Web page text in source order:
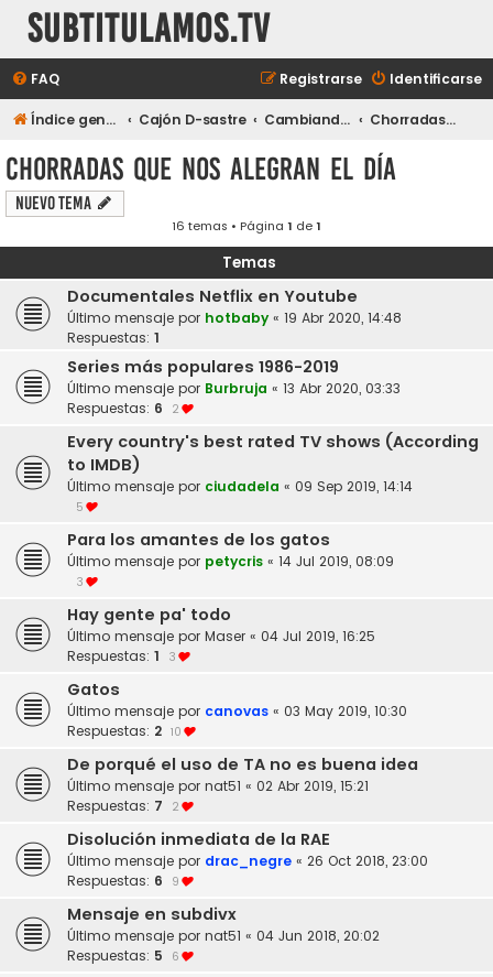
subtitulamos.tv
FAQ Identificarse
Registrarse
Índice general Cajón D-sastre Cambiando de tema... Chorradas que nos alegran el día
Chorradas que nos alegran el día
Nuevo Tema
16 temas • Página 1 de1
Temas
Documentales Netflix en Youtube
Último mensaje por hotbaby « 19 Abr 2020, 14:48
Respuestas: 1
Series más populares 1986-2019
Último mensaje por Burbruja « 13 Abr 2020, 03:33
Respuestas: 6 2
Every country's best rated TV shows (According
to IMDB)
Último mensaje por ciudadela « 09 Sep 2019, 14:14
5
Para los amantes de los gatos
Último mensaje por petycris « 14 Jul 2019, 08:09
3
Hay gente pa' todo
Último mensaje por Maser « 04 Jul 2019, 16:25
Respuestas: 1 3
Gatos
Último mensaje por canovas « 03 May 2019, 10:30
Respuestas: 2 10
De porqué el uso de TA no es buena idea
Último mensaje por nat51 « 02 Abr 2019, 15:21
Respuestas: 7 2
Disolución inmediata de la RAE
Último mensaje por drac_negre « 26 Oct 2018, 23:00
Respuestas: 6 9
Mensaje en subdivx
Último mensaje por nat51 « 04 Jun 2018, 20:02
Respuestas: 5 6